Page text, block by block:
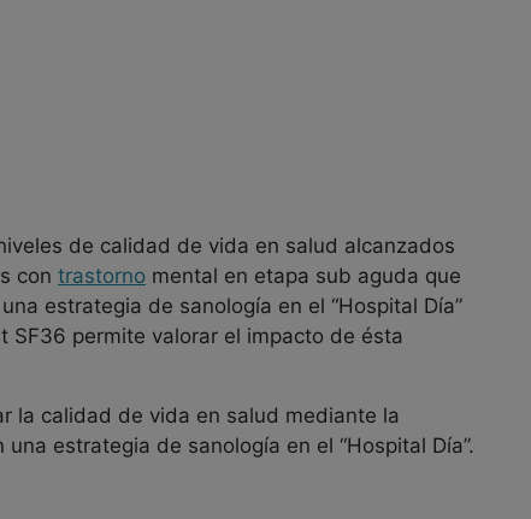
de calidad de vida en salud alcanzados
con trastorno mental en etapa sub aguda que
estrategia de sanología en el “Hospital Día”
SF36 permite valorar el impacto de ésta
la calidad de vida en salud mediante la
estrategia de sanología en el “Hospital Día”.